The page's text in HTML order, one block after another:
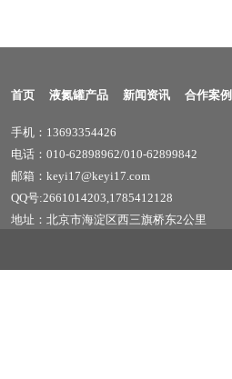
首页 液氮罐产品 新闻资讯 合作案例
手机：13693354426
电话：010-62898962/010-62899842
邮箱：keyi17@keyi17.com
QQ号:2661014203,1785412128
地址：北京市海淀区西三旗桥东2公里